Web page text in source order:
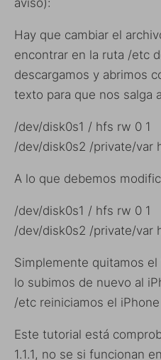
Hay que cambiar el
encontrar en la ruta /etc
descargamos y abrimos
texto para que nos salga
/dev/disk0s1 / hfs rw 0 1
/dev/disk0s2 /private/var
A lo que debemos
/dev/disk0s1 / hfs rw 0 1
/dev/disk0s2 /private/var
Simplemente quitamos el
lo subimos de nuevo al
/etc reiniciamos el
Este tutorial está
1.1.1, no se si funcionan